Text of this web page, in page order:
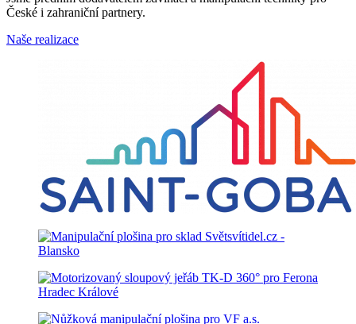
České i zahraniční partnery.
Naše realizace